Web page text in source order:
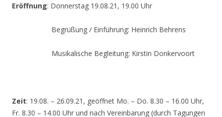
Eröffnung: Donnerstag 19.08.21, 19.00 Uhr
Begrüßung / Einführung: Heinrich Behrens
Musikalische Begleitung: Kirstin Donkervoort
Zeit: 19.08. – 26.09.21, geöffnet Mo. – Do. 8.30 – 16.00 Uhr,
Fr. 8.30 – 14.00 Uhr und nach Vereinbarung (durch Tagungen